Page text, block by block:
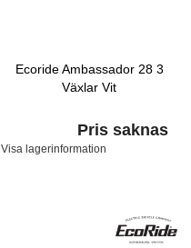
Ecoride Ambassador 28 3
Växlar Vit
Pris saknas
Visa lagerinformation